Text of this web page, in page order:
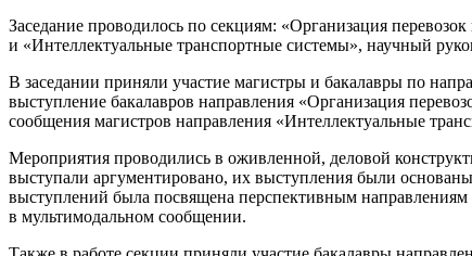
Заседание проводилось по секциям: «Организация
и «Интеллектуальные транспортные системы», научный
В заседании приняли участие магистры и бакалавры по
выступление бакалавров направления «Организация
сообщения магистров направления «Интеллектуальные
Мероприятия проводились в оживленной, деловой
выступали аргументировано, их выступления были
выступлений была посвящена перспективным направлениям
в мультимодальном сообщении.